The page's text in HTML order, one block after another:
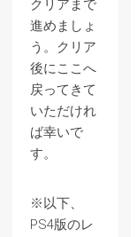
クリアまで
進めましょ
う。クリア
後にここへ
戻ってきて
いただけれ
ば幸いで
す。
※以下、
PS4版のレ